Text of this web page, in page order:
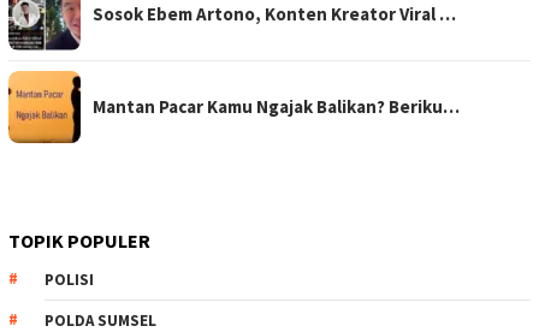
Sosok Ebem Artono, Konten Kreator Viral …
Mantan Pacar Kamu Ngajak Balikan? Beriku…
TOPIK POPULER
POLISI
POLDA SUMSEL